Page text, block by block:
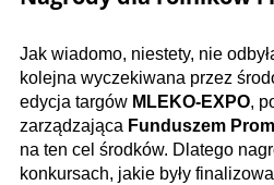
Jak wiadomo, niestety, nie
kolejna wyczekiwana przez
edycja targów MLEKO-EXPO,
zarządzająca Funduszem
na ten cel środków. Dlatego
konkursach, jakie były